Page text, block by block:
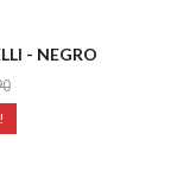
- NEGRO